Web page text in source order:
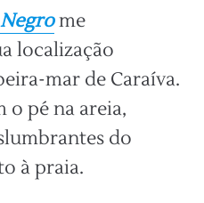
me
localização
mar de Caraíva.
o pé na areia,
do
à praia.